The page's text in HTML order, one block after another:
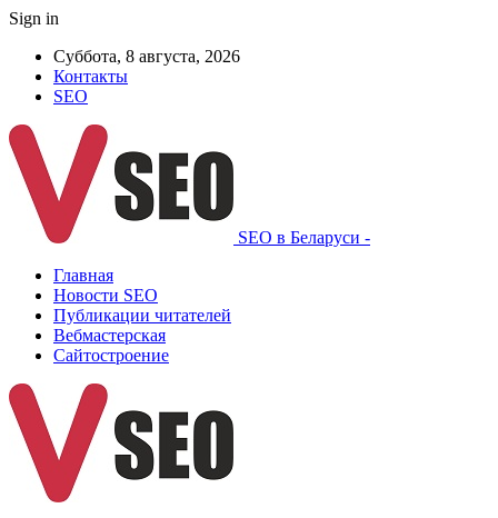
Sign in
Суббота, 8 августа, 2026
Контакты
SEO
SEO в Беларуси -
Главная
Новости SEO
Публикации читателей
Вебмастерская
Сайтостроение